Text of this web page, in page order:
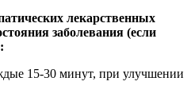
лекарственных
заболевания (если
15-30 минут, при улучшении